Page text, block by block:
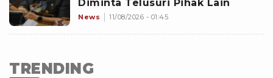
Diminta Telusuri Pihak Lain
News 11/08/2026 - 01:45
TRENDING